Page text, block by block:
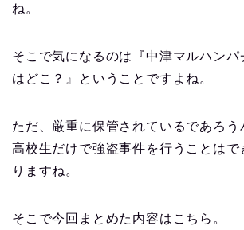
ね。
そこで気になるのは『中津マルハンパ
はどこ？』ということですよね。
ただ、厳重に保管されているであろう
高校生だけで強盗事件を行うことはで
りますね。
そこで今回まとめた内容はこちら。